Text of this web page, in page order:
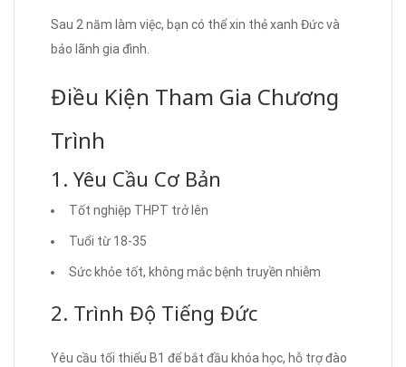
Sau 2 năm làm việc, bạn có thể xin thẻ xanh Đức và
bảo lãnh gia đình.
Điều Kiện Tham Gia Chương
Trình
1. Yêu Cầu Cơ Bản
Tốt nghiệp THPT trở lên
Tuổi từ 18-35
Sức khỏe tốt, không mắc bệnh truyền nhiễm
2. Trình Độ Tiếng Đức
Yêu cầu tối thiểu B1 để bắt đầu khóa học, hỗ trợ đào